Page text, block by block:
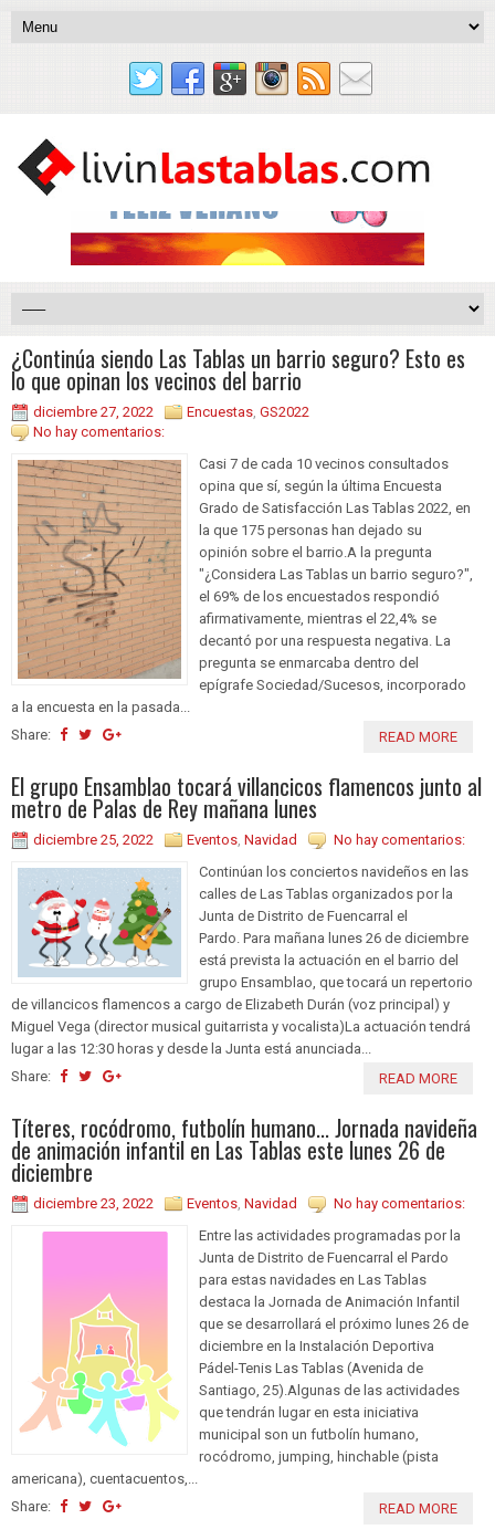
¿Continúa siendo Las Tablas un barrio seguro? Esto es
lo que opinan los vecinos del barrio
diciembre 27, 2022 Encuestas, GS2022
No hay comentarios:
Casi 7 de cada 10 vecinos consultados
opina que sí, según la última Encuesta
Grado de Satisfacción Las Tablas 2022, en
la que 175 personas han dejado su
opinión sobre el barrio.A la pregunta
"¿Considera Las Tablas un barrio seguro?",
el 69% de los encuestados respondió
afirmativamente, mientras el 22,4% se
decantó por una respuesta negativa. La
pregunta se enmarcaba dentro del
epígrafe Sociedad/Sucesos, incorporado
a la encuesta en la pasada...
Share:
READ MORE
El grupo Ensamblao tocará villancicos flamencos junto al
metro de Palas de Rey mañana lunes
diciembre 25, 2022 Eventos, Navidad
No hay comentarios:
Continúan los conciertos navideños en las
calles de Las Tablas organizados por la
Junta de Distrito de Fuencarral el
Pardo. Para mañana lunes 26 de diciembre
está prevista la actuación en el barrio del
grupo Ensamblao, que tocará un repertorio
de villancicos flamencos a cargo de Elizabeth Durán (voz principal) y
Miguel Vega (director musical guitarrista y vocalista)La actuación tendrá
lugar a las 12:30 horas y desde la Junta está anunciada...
Share:
READ MORE
Títeres, rocódromo, futbolín humano... Jornada navideña
de animación infantil en Las Tablas este lunes 26 de
diciembre
diciembre 23, 2022 Eventos, Navidad
No hay comentarios:
Entre las actividades programadas por la
Junta de Distrito de Fuencarral el Pardo
para estas navidades en Las Tablas
destaca la Jornada de Animación Infantil
que se desarrollará el próximo lunes 26 de
diciembre en la Instalación Deportiva
Pádel-Tenis Las Tablas (Avenida de
Santiago, 25).Algunas de las actividades
que tendrán lugar en esta iniciativa
municipal son un futbolín humano,
rocódromo, jumping, hinchable (pista
americana), cuentacuentos,...
Share:
READ MORE